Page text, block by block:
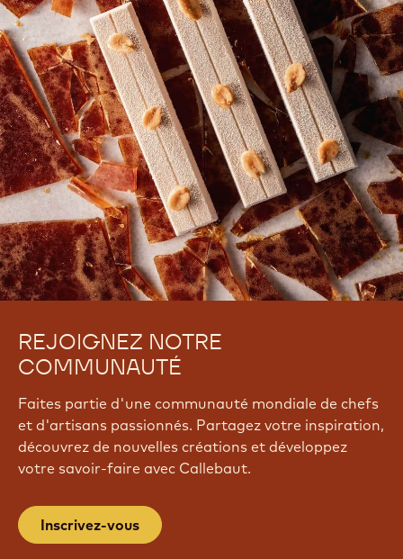
REJOIGNEZ NOTRE
COMMUNAUTÉ
Faites partie d'une communauté mondiale de chefs
et d'artisans passionnés. Partagez votre inspiration,
découvrez de nouvelles créations et développez
votre savoir-faire avec Callebaut.
Inscrivez-vous